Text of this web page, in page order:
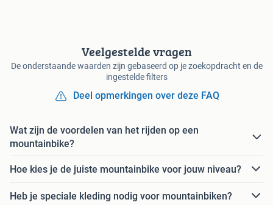
Veelgestelde vragen
De onderstaande waarden zijn gebaseerd op je zoekopdracht en de
ingestelde filters
Deel opmerkingen over deze FAQ
Wat zijn de voordelen van het rijden op een
mountainbike?
Hoe kies je de juiste mountainbike voor jouw niveau?
Heb je speciale kleding nodig voor mountainbiken?